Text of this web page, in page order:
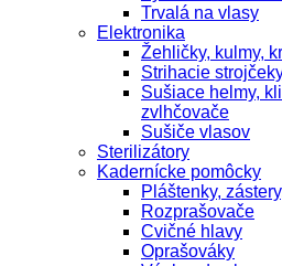
Trvalá na vlasy
Elektronika
Žehličky, kulmy,
Strihacie
Sušiace helmy,
zvlhčovače
Sušiče vlasov
Sterilizátory
Kadernícke pomôcky
Pláštenky,
Rozprašovače
Cvičné hlavy
Oprašováky